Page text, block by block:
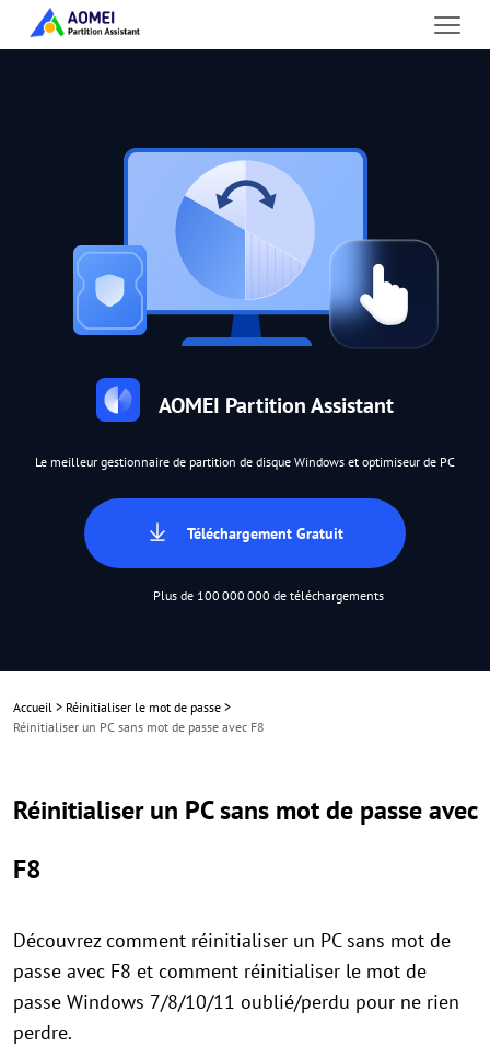
AOMEI Partition Assistant
Le meilleur gestionnaire de partition de disque Windows et optimiseur de PC
Téléchargement Gratuit
Plus de 100 000 000 de téléchargements
Accueil > Réinitialiser le mot de passe >
Réinitialiser un PC sans mot de passe avec F8
Réinitialiser un PC sans mot de passe avec
F8
Découvrez comment réinitialiser un PC sans mot de
passe avec F8 et comment réinitialiser le mot de
passe Windows 7/8/10/11 oublié/perdu pour ne rien
perdre.